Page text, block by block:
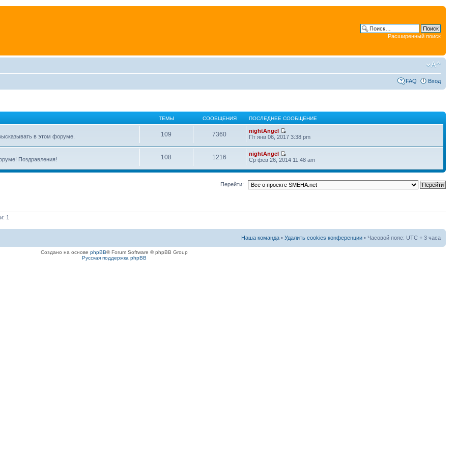
Расширенный поиск
FAQ Вход
ТЕМЫ СООБЩЕНИЯ ПОСЛЕДНЕЕ СООБЩЕНИЕ
в этом форуме.
109 7360
nightAngel
Пт янв 06, 2017 3:38 pm
Поздравления!
108 1216
nightAngel
Ср фев 26, 2014 11:48 am
Перейти:
1
Наша команда • Удалить cookies конференции • Часовой пояс: UTC + 3 часа
Создано на основе phpBB® Forum Software © phpBB Group
Русская поддержка phpBB